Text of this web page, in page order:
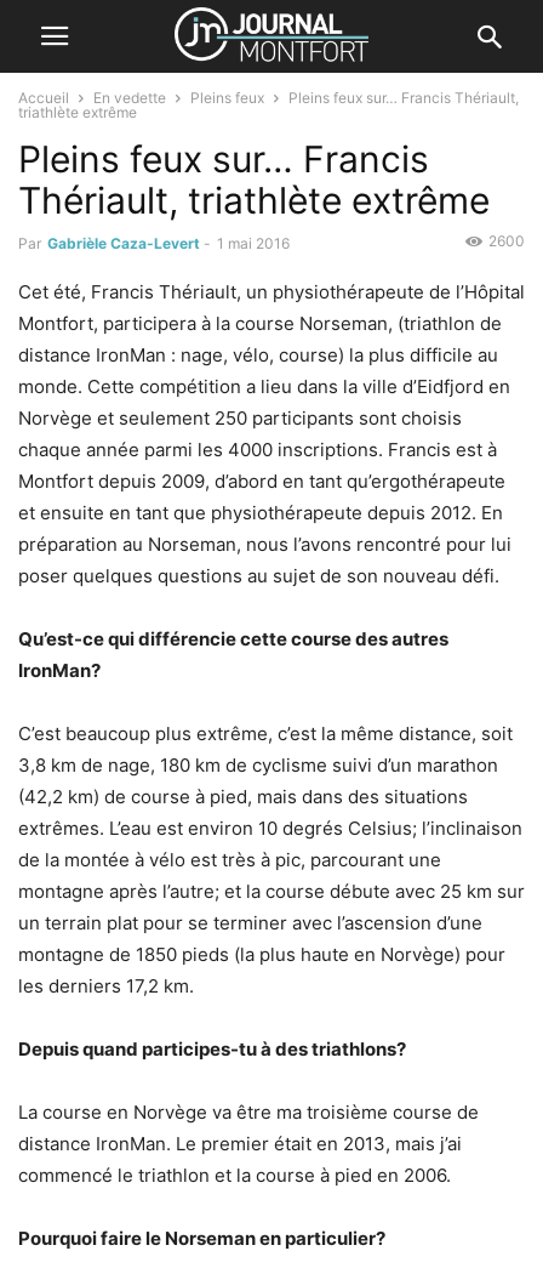
Accueil En vedette Pleins feux
Pleins feux sur… Francis Thériault,
triathlète extrême
Pleins feux sur… Francis
Thériault, triathlète extrême
Par Gabrièle Caza-Levert - 1 mai 2016 2600
Cet été, Francis Thériault, un physiothérapeute de l’Hôpital
Montfort, participera à la course Norseman, (triathlon de
distance IronMan : nage, vélo, course) la plus difficile au
monde. Cette compétition a lieu dans la ville d’Eidfjord en
Norvège et seulement 250 participants sont choisis
chaque année parmi les 4000 inscriptions. Francis est à
Montfort depuis 2009, d’abord en tant qu’ergothérapeute
et ensuite en tant que physiothérapeute depuis 2012. En
préparation au Norseman, nous l’avons rencontré pour lui
poser quelques questions au sujet de son nouveau défi.
Qu’est-ce qui différencie cette course des autres
IronMan?
C’est beaucoup plus extrême, c’est la même distance, soit
3,8 km de nage, 180 km de cyclisme suivi d’un marathon
(42,2 km) de course à pied, mais dans des situations
extrêmes. L’eau est environ 10 degrés Celsius; l’inclinaison
de la montée à vélo est très à pic, parcourant une
montagne après l’autre; et la course débute avec 25 km sur
un terrain plat pour se terminer avec l’ascension d’une
montagne de 1850 pieds (la plus haute en Norvège) pour
les derniers 17,2 km.
Depuis quand participes-tu à des triathlons?
La course en Norvège va être ma troisième course de
distance IronMan. Le premier était en 2013, mais j’ai
commencé le triathlon et la course à pied en 2006.
Pourquoi faire le Norseman en particulier?